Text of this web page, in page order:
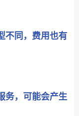
不同，费用也有
务，可能会产生